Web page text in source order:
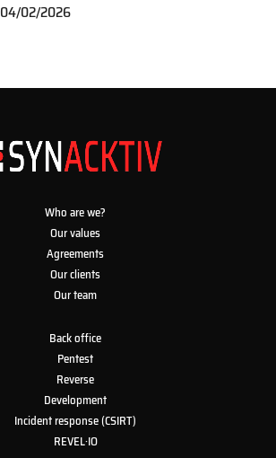
04/02/2026
Who are we?
Our values
Agreements
Our clients
Our team
Back office
Pentest
Reverse
Development
Incident response (CSIRT)
REVEL·IO